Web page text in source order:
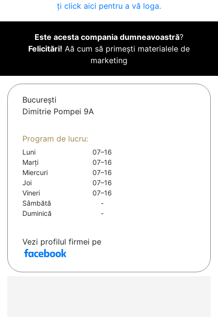
ți click aici pentru a vă loga.
Este acesta compania dumneavoastră?
Felicitări! Aă cum să primești materialele de
marketing
Bucureşti
Dimitrie Pompei 9A
Program de lucru:
Luni
07–16
Marți
07–16
Miercuri
07–16
Joi
07–16
Vineri
07–16
Sâmbătă
-
Duminică
-
Vezi profilul firmei pe